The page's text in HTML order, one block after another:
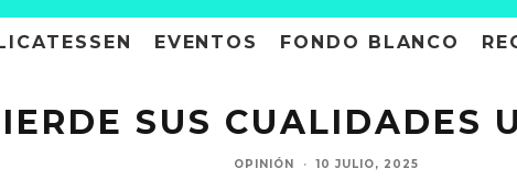
EVENTOS FONDO BLANCO
SUS CUALIDADES
OPINIÓN · 10 JULIO, 2025